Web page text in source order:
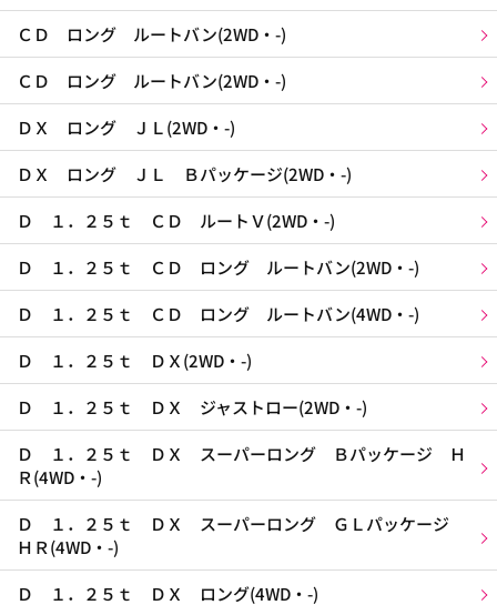
ＣＤ ロング ルートバン(2WD・-)
ＣＤ ロング ルートバン(2WD・-)
ＤＸ ロング ＪＬ(2WD・-)
ＤＸ ロング ＪＬ Ｂパッケージ(2WD・-)
Ｄ １．２５ｔ ＣＤ ルートＶ(2WD・-)
Ｄ １．２５ｔ ＣＤ ロング ルートバン(2WD・-)
Ｄ １．２５ｔ ＣＤ ロング ルートバン(4WD・-)
Ｄ １．２５ｔ ＤＸ(2WD・-)
Ｄ １．２５ｔ ＤＸ ジャストロー(2WD・-)
Ｄ １．２５ｔ ＤＸ スーパーロング Ｂパッケージ Ｈ
Ｒ(4WD・-)
Ｄ １．２５ｔ ＤＸ スーパーロング ＧＬパッケージ
ＨＲ(4WD・-)
Ｄ １．２５ｔ ＤＸ ロング(4WD・-)